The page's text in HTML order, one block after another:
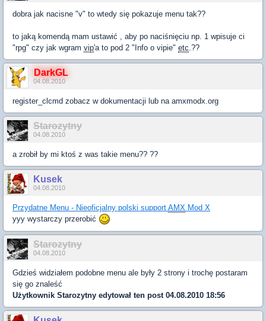
dobra jak nacisne "v" to wtedy się pokazuje menu tak??
to jaką komendą mam ustawić , aby po naciśnięciu np. 1 wpisuje ci
"rpg" czy jak wgram vip'a to pod 2 "Info o vipie" etc .??
DarkGL
04.08.2010
register_clcmd zobacz w dokumentacji lub na amxmodx.org
Starozytny
04.08.2010
a zrobił by mi ktoś z was takie menu?? ??
Kusek
04.08.2010
Przydatne Menu - Nieoficjalny polski support AMX Mod X
yyy wystarczy przerobić
Starozytny
04.08.2010
Gdzieś widziałem podobne menu ale były 2 strony i trochę postaram
się go znaleść
Użytkownik Starozytny edytował ten post 04.08.2010 18:56